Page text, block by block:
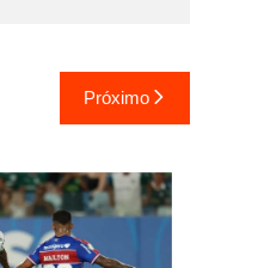
Próximo